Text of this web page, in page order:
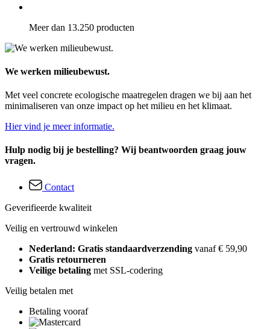
Meer dan 13.250 producten
We werken milieubewust.
Met veel concrete ecologische maatregelen dragen we bij aan het
minimaliseren van onze impact op het milieu en het klimaat.
Hier vind je meer informatie.
Hulp nodig bij je bestelling? Wij beantwoorden graag jouw
vragen.
Contact
Geverifieerde kwaliteit
Veilig en vertrouwd winkelen
Nederland: Gratis standaardverzending vanaf € 59,90
Gratis retourneren
Veilige betaling met SSL-codering
Veilig betalen met
Betaling vooraf